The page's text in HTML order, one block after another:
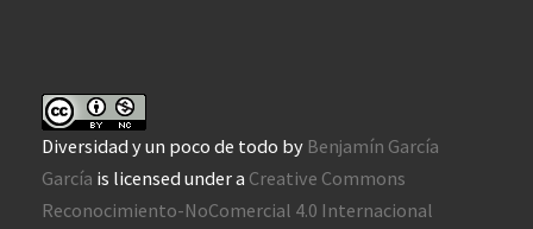
Diversidad y un poco de todo by Benjamín García
García is licensed under a Creative Commons
Reconocimiento-NoComercial 4.0 Internacional